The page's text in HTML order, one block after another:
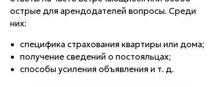
острые для арендодателей вопросы. Среди
них:
специфика страхования квартиры или дома;
получение сведений о постояльцах;
способы усиления объявления и т. д.